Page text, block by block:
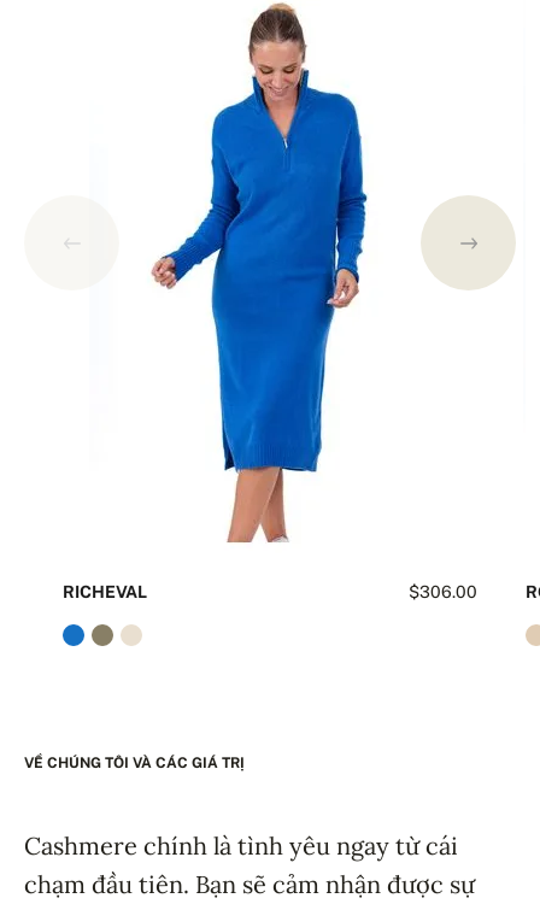
$306.00
RICHEVAL
VỀ CHÚNG TÔI VÀ CÁC GIÁ TRỊ
Cashmere chính là tình yêu ngay từ cái
chạm đầu tiên. Bạn sẽ cảm nhận được sự